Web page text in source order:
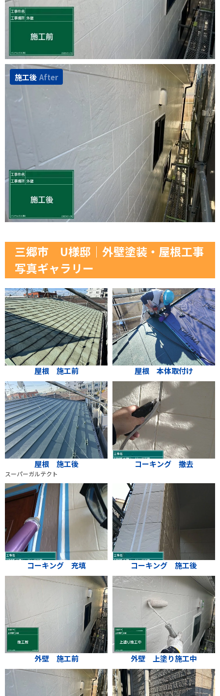
施工後 After
三郷市 U様邸│外壁塗装・屋根工事
写真ギャラリー
屋根 施工前 屋根 本体取付け
屋根 施工後
スーパーガルテクト
コーキング 撤去
コーキング 充填 コーキング 施工後
外壁 施工前 外壁 上塗り施工中